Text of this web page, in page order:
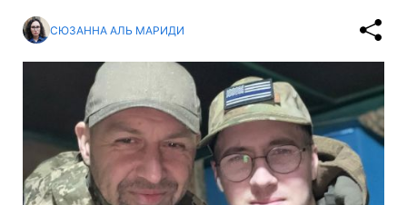
СЮЗАННА АЛЬ МАРИДИ